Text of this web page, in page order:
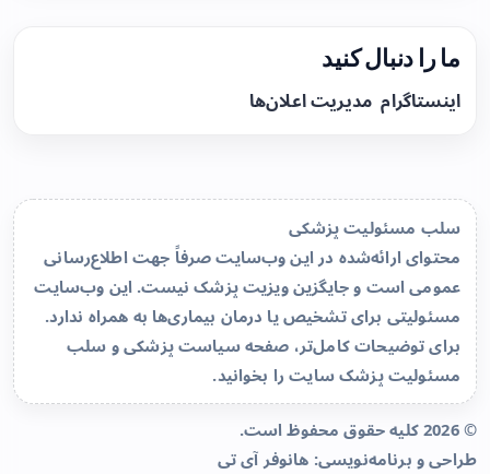
ما را دنبال کنید
اینستاگرام مدیریت اعلان‌ها
سلب مسئولیت پزشکی
محتوای ارائه‌شده در این وب‌سایت صرفاً جهت اطلاع‌رسانی
عمومی است و جایگزین ویزیت پزشک نیست. این وب‌سایت
مسئولیتی برای تشخیص یا درمان بیماری‌ها به همراه ندارد.
برای توضیحات کامل‌تر، صفحهسیاست پزشکی و سلب
مسئولیت پزشک سایترا بخوانید.
© 2026 کلیه حقوق محفوظ است.
طراحی و برنامه‌نویسی: هانوفر آی تی